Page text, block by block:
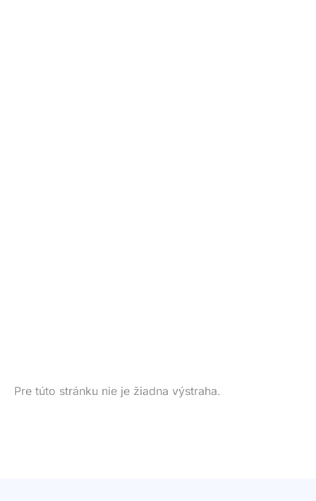
Pre túto stránku nie je žiadna výstraha.